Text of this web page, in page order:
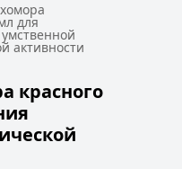
для
активности
красного